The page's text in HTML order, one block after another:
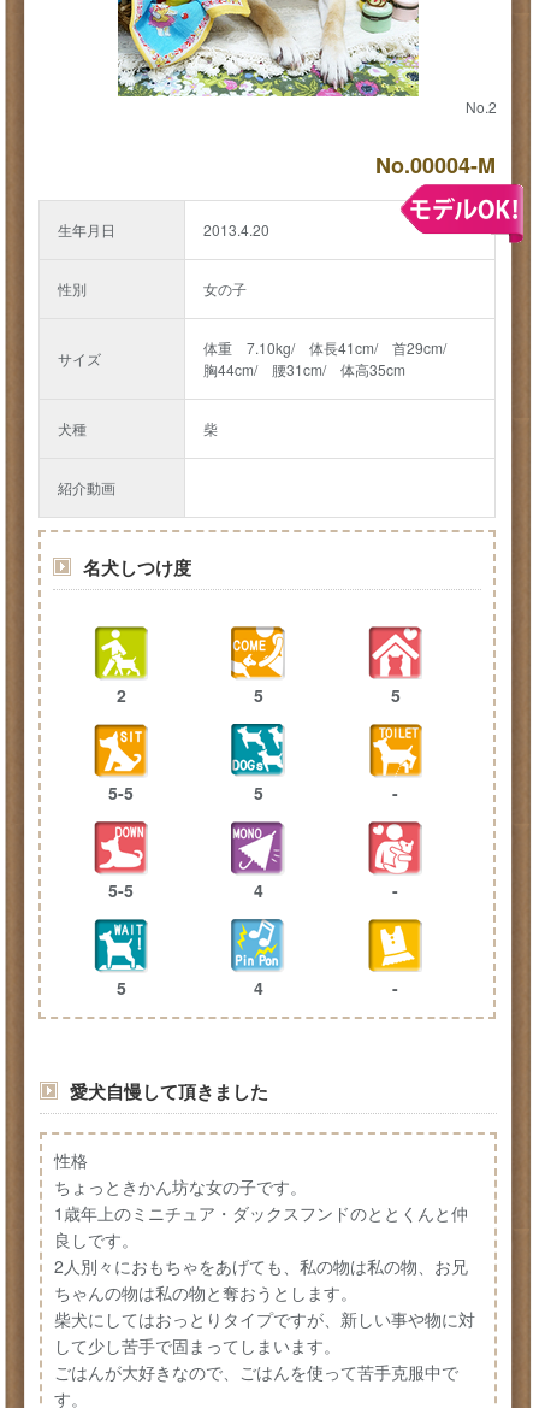
No.2
No.00004-M
生年月日 2013.4.20
性別 女の子
サイズ
体重 7.10kg/ 体長41cm/ 首29cm/
胸44cm/ 腰31cm/ 体高35cm
犬種 柴
紹介動画
名犬しつけ度
2 5 5
5-5 5 -
5-5 4 -
5 4 -
愛犬自慢して頂きました
性格
ちょっときかん坊な女の子です。
1歳年上のミニチュア・ダックスフンドのととくんと仲
良しです。
2人別々におもちゃをあげても、私の物は私の物、お兄
ちゃんの物は私の物と奪おうとします。
柴犬にしてはおっとりタイプですが、新しい事や物に対
して少し苦手で固まってしまいます。
ごはんが大好きなので、ごはんを使って苦手克服中で
す。